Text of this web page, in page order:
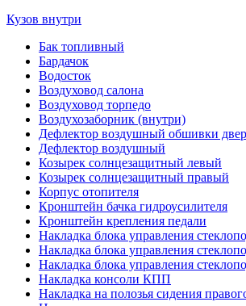
Кузов внутри
Бак топливный
Бардачок
Водосток
Воздуховод салона
Воздуховод торпедо
Воздухозаборник (внутри)
Дефлектор воздушный обшивки
Дефлектор воздушный
Козырек солнцезащитный левый
Козырек солнцезащитный правый
Корпус отопителя
Кронштейн бачка гидроусилителя
Кронштейн крепления педали
Накладка блока управления
Накладка блока управления
Накладка блока управления
Накладка консоли КПП
Накладка на полозья сидения